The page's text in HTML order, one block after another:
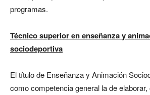
programas.
Técnico superior enenseñanza y
sociodeportiva
El título de Enseñanza y Animación
como competencia general la de